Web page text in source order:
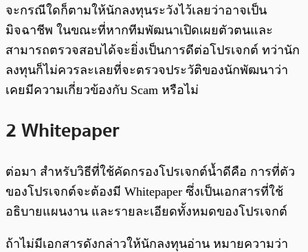
จะกรณีใดก็ตามให้นักลงทุนระวังไว้เลยว่าอาจเป็น
มิจฉาชีพ ในขณะที่หากทีมพัฒนาเปิดเผยตัวตนและ
สามารถตรวจสอบได้จะยิ่งเป็นการดีต่อโปรเจกต์ ทว่านัก
ลงทุนก็ไม่ควรละเลยที่จะตรวจประวัติของนักพัฒนาว่า
เคยมีความเกี่ยวข้องกับ Scam หรือไม่
2 Whitepaper
ต่อมา สำหรับวิธีที่ใช้คัดกรองโปรเจกต์น้ำดีคือ การที่ตัว
ของโปรเจกต์จะต้องมี Whitepaper ซึ่งเป็นเอกสารที่ใช้
อธิบายแผนงาน และรายละเอียดทั้งหมดของโปรเจกต์
ถ้าไม่มีเอกสารดังกล่าวให้นักลงทุนอ่าน หมายความว่า